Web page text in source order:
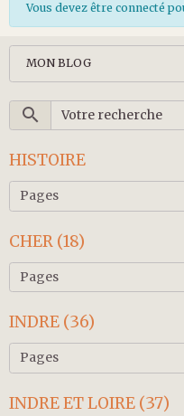
Vous devez être connecté
MON BLOG
HISTOIRE
CHER (18)
INDRE (36)
INDRE ET LOIRE (37)